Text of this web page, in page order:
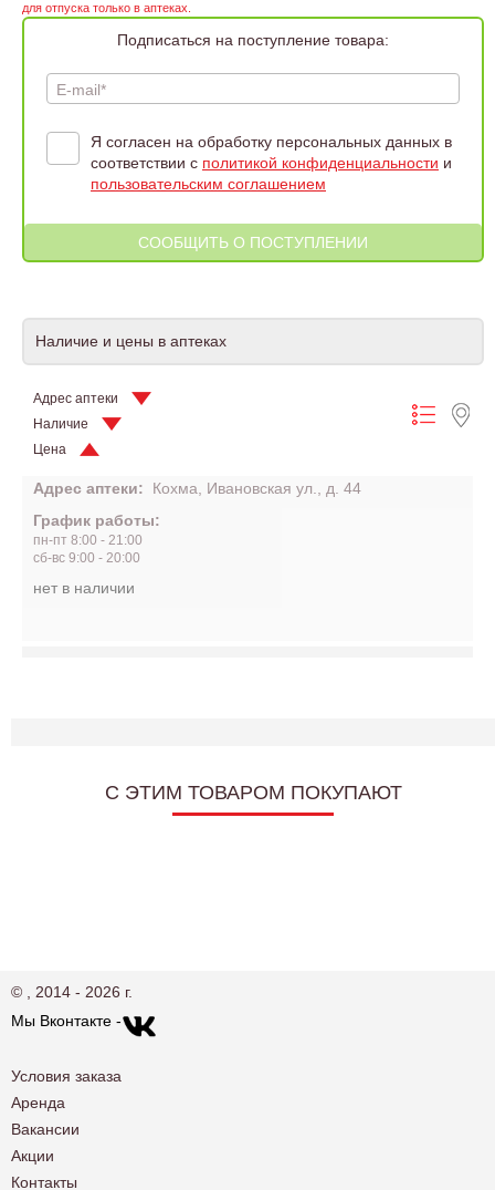
для отпуска только в аптеках.
Подписаться на поступление товара:
E-mail*
Я согласен на обработку персональных данных в
соответствии с политикой конфиденциальности и
пользовательским соглашением
Наличие и цены в аптеках
Адрес аптеки
Наличие
Цена
Адрес аптеки:
Кохма, Ивановская ул., д. 44
График работы:
пн-пт 8:00 - 21:00
сб-вс 9:00 - 20:00
нет в наличии
C ЭТИМ ТОВАРОМ ПОКУПАЮТ
© , 2014 - 2026 г.
Мы Вконтакте -
Условия заказа
Аренда
Вакансии
Акции
Контакты